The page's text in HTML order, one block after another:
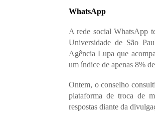
WhatsApp
A rede social WhatsApp
Universidade de São
Agência Lupa que
um índice de apenas 8%
Ontem, o conselho
plataforma de troca de
respostas diante da